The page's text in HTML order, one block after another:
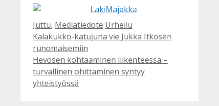
Facebook
Kategoriat
Juttu, Mediatiedote Avainsanat
Urheilu
Kalakukko-katujuna vie Jukka Itkosen
runomaisemiin
Hevosen kohtaaminen liikenteessä –
turvallinen ohittaminen syntyy
yhteistyössä